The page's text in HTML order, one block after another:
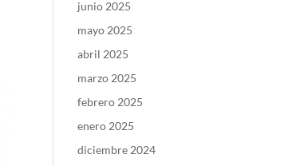
junio 2025
mayo 2025
abril 2025
marzo 2025
febrero 2025
enero 2025
diciembre 2024